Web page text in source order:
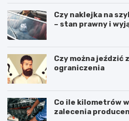
Czy naklejka na
– stan prawny i
Czy można jeździć
ograniczenia
Co ile kilometrów
zalecenia